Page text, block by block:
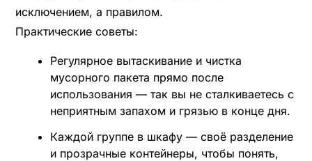
исключением, а правилом.
Практические советы:
Регулярное вытаскивание и чистка
мусорного пакета прямо после
использования — так вы не сталкиваетесь с
неприятным запахом и грязью в конце дня.
Каждой группе в шкафу — своё разделение
и прозрачные контейнеры, чтобы понять,